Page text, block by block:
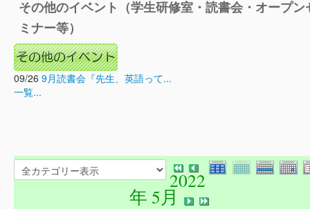
その他のイベント（学生研修室・読書会・オープン
ミナー等）
09/26 9月読書会『先生、英語って...
一覧...
2022
年 5月